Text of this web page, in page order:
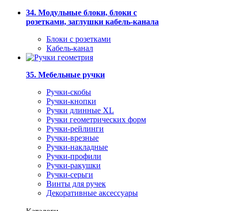
34. Модульные блоки, блоки с
розетками, заглушки кабель-канала
Блоки с розетками
Кабель-канал
35. Мебельные ручки
Ручки-скобы
Ручки-кнопки
Ручки длинные XL
Ручки геометрических форм
Ручки-рейлинги
Ручки-врезные
Ручки-накладные
Ручки-профили
Ручки-ракушки
Ручки-серьги
Винты для ручек
Декоративные аксессуары